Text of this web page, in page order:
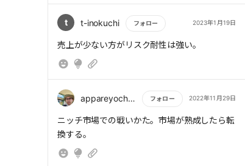
t t-inokuchi フォロー 2023年1月19日
もっと読む
売上が少ない方がリスク耐性は強い。
appareyochan フォロー 2022年11月29日
もっと読む
ニッチ市場での戦いかた。市場が熟成したら転
換する。